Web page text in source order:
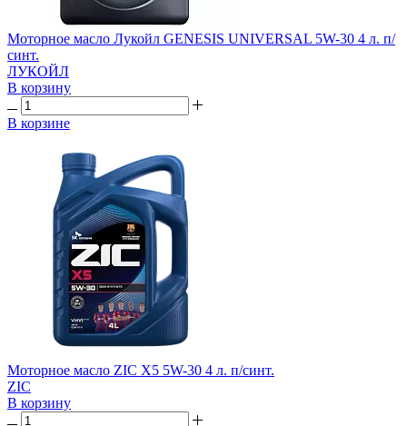
Моторное масло Лукойл GENESIS UNIVERSAL 5W-30 4 л. п/
синт.
ЛУКОЙЛ
В корзину
В корзине
Моторное масло ZIC X5 5W-30 4 л. п/синт.
ZIC
В корзину